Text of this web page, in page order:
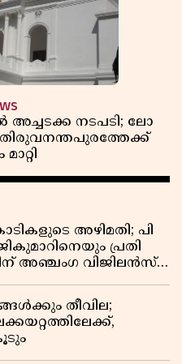
നടപടി; ലോ
അഴിമതി; പി
പ്രതി
അഞ്ചംഗ വിജിലൻസ്
തീവില;